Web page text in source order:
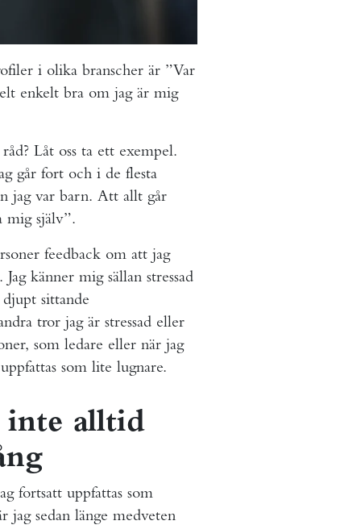
i olika branscher är ”Var
enkelt bra om jag är mig
Låt oss ta ett exempel.
går fort och i de flesta
jag var barn. Att allt går
mig själv”.
feedback om att jag
känner mig sällan stressad
sittande
tror jag är stressad eller
som ledare eller när jag
som lite lugnare.
inte alltid
fortsatt uppfattas som
jag sedan länge medveten